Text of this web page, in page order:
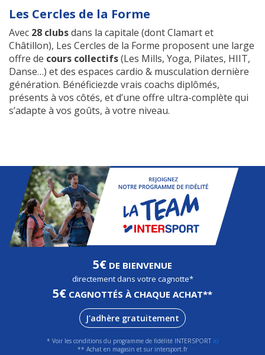
Les Cercles de la Forme
Avec 28 clubsdans la capitale (dont Clamart et
Châtillon), Les Cercles de la Forme proposent une large
offre de cours collectifs(Les Mills, Yoga, Pilates, HIIT,
Danse…) et des espaces cardio & musculation dernière
génération. Bénéficiezde vrais coachs diplômés,
présents à vos côtés, et d’une offre ultra-complète qui
s’adapte à vos goûts, à votre niveau.
5€ DE BIENVENUE
directement dans votre cagnotte*
5€ CAGNOTTÉS À CHAQUE ACHAT**
J'adhère gratuitement
* Voir les conditions du programme de fidélité INTERSPORT ici
** Achat en magasin et sur intersport.fr